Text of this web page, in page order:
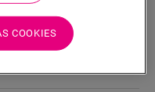
COOKIES